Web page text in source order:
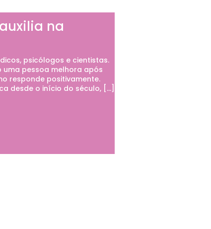
na
psicólogos e cientistas.
uma pessoa melhora após
responde positivamente.
desde o início do século, […]